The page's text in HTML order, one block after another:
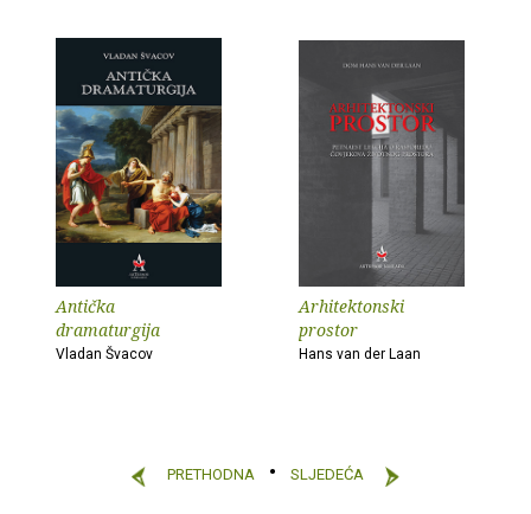
Antička
dramaturgija
Vladan Švacov
Arhitektonski
prostor
Hans van der Laan
PRETHODNA SLJEDEĆA